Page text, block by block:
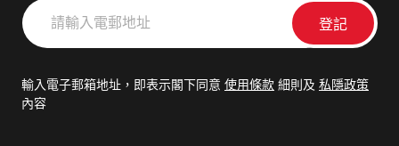
請
輸
郵
輸入電子郵箱地址，即表示閣下同意 使用條款 細則及 私隱政策
內容